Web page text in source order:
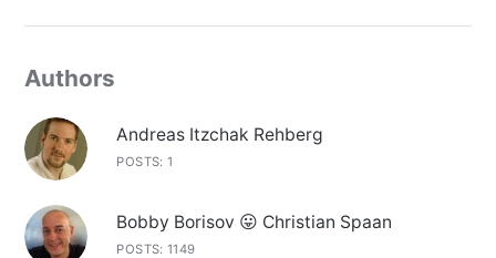
Authors
Andreas Itzchak Rehberg
POSTS: 1
Bobby Borisov 😛 Christian Spaan
POSTS: 1149